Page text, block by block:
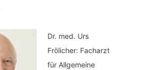
Dr. med. Urs
Frölicher: Facharzt
für Allgemeine